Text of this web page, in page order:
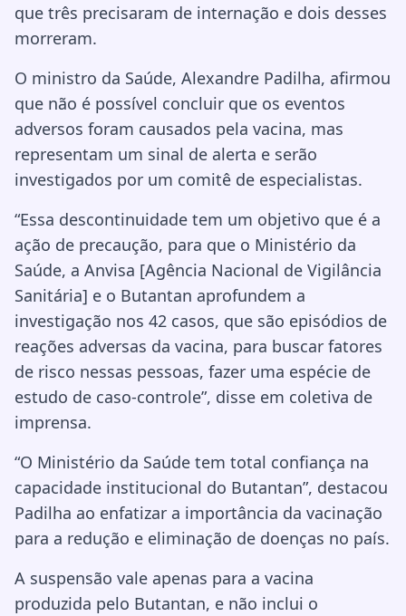
que três precisaram de internação e dois desses
morreram.
O ministro da Saúde, Alexandre Padilha, afirmou
que não é possível concluir que os eventos
adversos foram causados pela vacina, mas
representam um sinal de alerta e serão
investigados por um comitê de especialistas.
“Essa descontinuidade tem um objetivo que é a
ação de precaução, para que o Ministério da
Saúde, a Anvisa [Agência Nacional de Vigilância
Sanitária] e o Butantan aprofundem a
investigação nos 42 casos, que são episódios de
reações adversas da vacina, para buscar fatores
de risco nessas pessoas, fazer uma espécie de
estudo de caso-controle”, disse em coletiva de
imprensa.
“O Ministério da Saúde tem total confiança na
capacidade institucional do Butantan”, destacou
Padilha ao enfatizar a importância da vacinação
para a redução e eliminação de doenças no país.
A suspensão vale apenas para a vacina
produzida pelo Butantan, e não inclui o